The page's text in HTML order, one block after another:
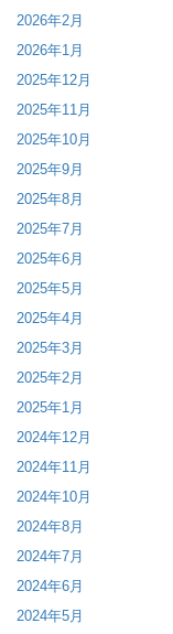
2026年2月
2026年1月
2025年12月
2025年11月
2025年10月
2025年9月
2025年8月
2025年7月
2025年6月
2025年5月
2025年4月
2025年3月
2025年2月
2025年1月
2024年12月
2024年11月
2024年10月
2024年8月
2024年7月
2024年6月
2024年5月